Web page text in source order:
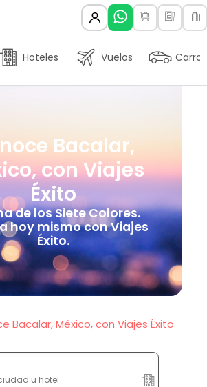
Hoteles Vuelos Carros
Bacalar,
con Viajes
Éxito
de los Siete Colores.
hoy mismo con Viajes
Éxito.
Bacalar, México, con Viajes Éxito